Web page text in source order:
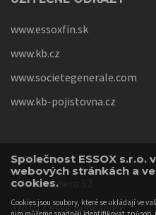
www.essoxfin.sk
www.kb.cz
www.societegenerale.com
www.kb-pojistovna.cz
ESSOX s.r.o.
F. A. Gerstnera 52
370 01 České Budějovice
Společnost ESSOX s.r.o.
webových stránkách a
cookies.
Cookies jsou soubory, které se ukládají ve